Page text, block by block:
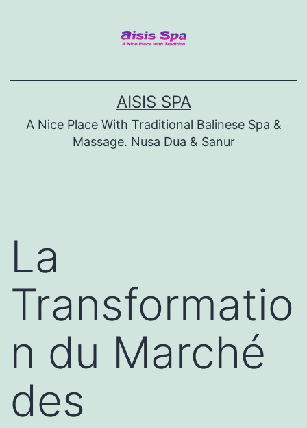
AISIS SPA
A Nice Place With Traditional Balinese Spa &
Massage. Nusa Dua & Sanur
La
Transformatio
n du Marché
des